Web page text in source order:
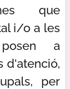
que
i/o a les
a
d'atenció,
per